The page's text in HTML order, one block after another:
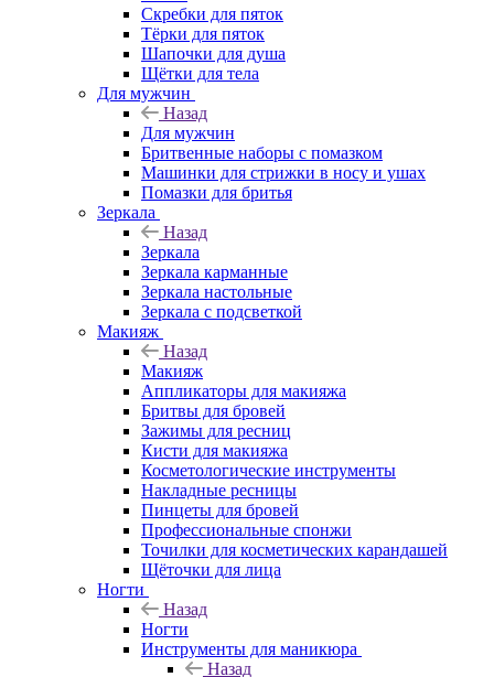
Скребки для пяток
Тёрки для пяток
Шапочки для душа
Щётки для тела
Для мужчин
Назад
Для мужчин
Бритвенные наборы с помазком
Машинки для стрижки в носу и ушах
Помазки для бритья
Зеркала
Назад
Зеркала
Зеркала карманные
Зеркала настольные
Зеркала с подсветкой
Макияж
Назад
Макияж
Аппликаторы для макияжа
Бритвы для бровей
Зажимы для ресниц
Кисти для макияжа
Косметологические инструменты
Накладные ресницы
Пинцеты для бровей
Профессиональные спонжи
Точилки для косметических карандашей
Щёточки для лица
Ногти
Назад
Ногти
Инструменты для маникюра
Назад